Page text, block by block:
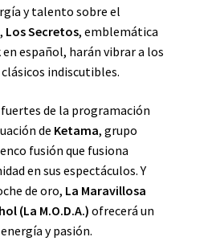
y talento sobre el
Los Secretos, emblemática
español, harán vibrar a los
indiscutibles.
de la programación
de Ketama, grupo
fusión que fusiona
en sus espectáculos. Y
de oro, La Maravillosa
(La M.O.D.A.) ofrecerá un
y pasión.